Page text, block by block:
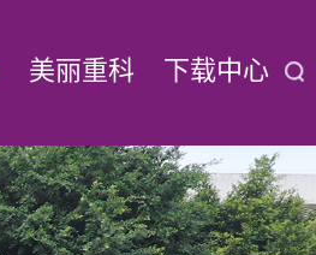
美丽重科 下载中心